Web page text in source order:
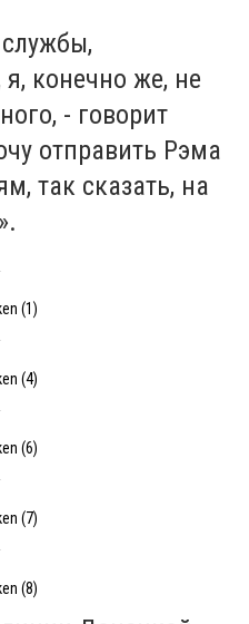
конечно же, не
- говорит
отправить Рэма
так сказать, на
(1)
(4)
(6)
(7)
(8)